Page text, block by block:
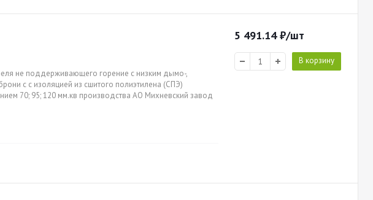
не поддерживающего горение с низким дымо-,
с с изоляцией из сшитого полиэтилена (СПЭ)
70; 95; 120 мм.кв производства АО Михневский завод
5 491.14₽/шт
В корзину